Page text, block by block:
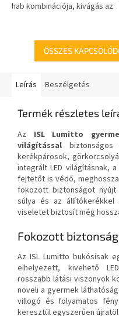
hab kombinációja, kivágás az
műbőr...
ÖSSZES
Leírás Beszélgetés
Termék részletes
Az ISL Lumitto
világítással
kerékpárosok,
integrált LED világításnak,
fejtetőt is védő,
fokozott biztonságot nyújt
súlya és az állítókerékkel
viseletet biztosít még
Fokozott
Az ISL Lumitto bukósisak
elhelyezett, kivehető
rosszabb látási viszonyok
növeli a gyermek
villogó és folyamatos
keresztül egyszerűen